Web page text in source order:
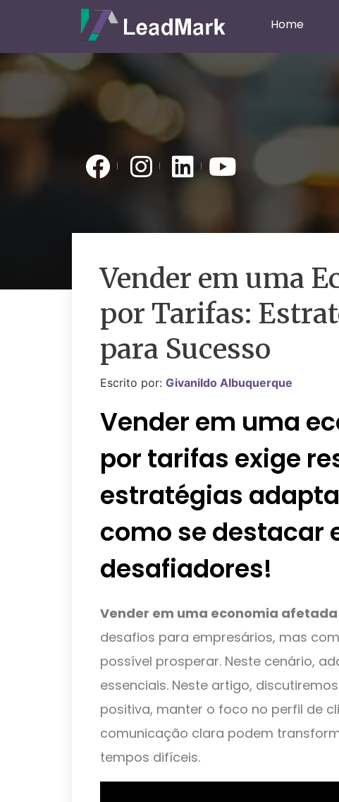
Home
Vender em uma
por Tarifas:
para Sucesso
Escrito por: Givanildo Albuquerque
Vender em uma
por tarifas exige
estratégias
como se destacar
desafiadores!
Vender em uma economia
desafios para empresários, mas
possível prosperar. Neste cenário,
essenciais. Neste artigo,
positiva, manter o foco no perfil de
comunicação clara podem
tempos difíceis.